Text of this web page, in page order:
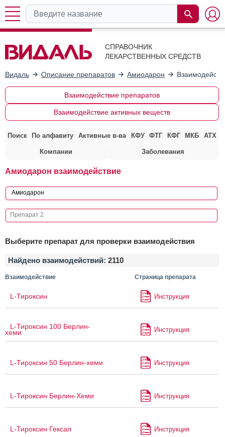
СПРАВОЧНИК
ЛЕКАРСТВЕННЫХ СРЕДСТВ
Видаль Описание препаратов Амиодарон
Взаимодействие препаратов
Взаимодействие активных веществ
Поиск По алфавиту Активные в-ва КФУ ФТГ КФГ МКБ АТХ
Компании Заболевания
Амиодарон взаимодействие
Выберите препарат для проверки взаимодействия
Найдено взаимодействий: 2110
Взаимодействие Страница препарата
L-Тироксин Инструкция
L-Тироксин 100 Берлин-
хеми Инструкция
L-Тироксин 50 Берлин-хеми Инструкция
L-Тироксин Берлин-Хеми Инструкция
L-Тироксин Гексал Инструкция